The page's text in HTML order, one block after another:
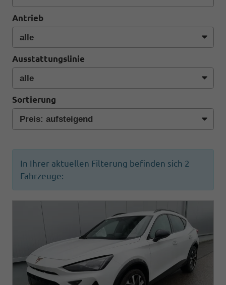
Antrieb
Ausstattungslinie
Sortierung
In Ihrer aktuellen Filterung befinden sich 2
Fahrzeuge: